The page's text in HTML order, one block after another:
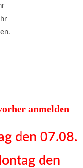
anmelden
den 07.08.
den